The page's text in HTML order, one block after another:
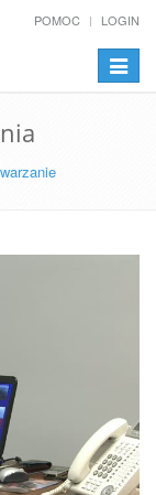
POMOC LOGIN